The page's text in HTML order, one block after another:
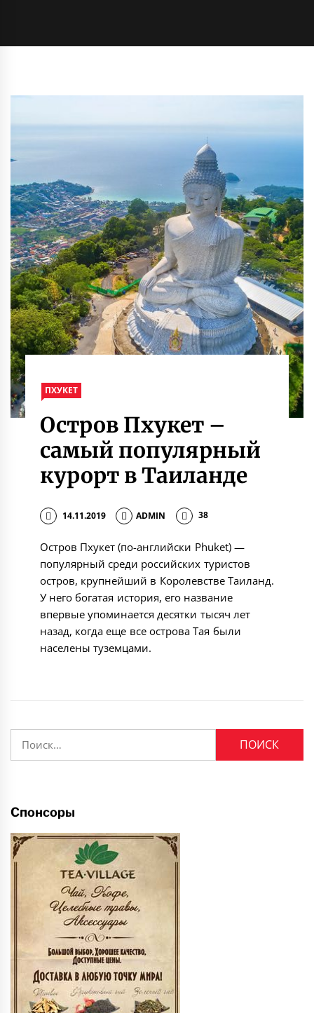
ПХУКЕТ
Остров Пхукет –
самый популярный
курорт в Таиланде
14.11.2019 ADMIN 38
Остров Пхукет (по-английски Phuket) —
популярный среди российских туристов
остров, крупнейший в Королевстве Таиланд.
У него богатая история, его название
впервые упоминается десятки тысяч лет
назад, когда еще все острова Тая были
населены туземцами.
Спонсоры